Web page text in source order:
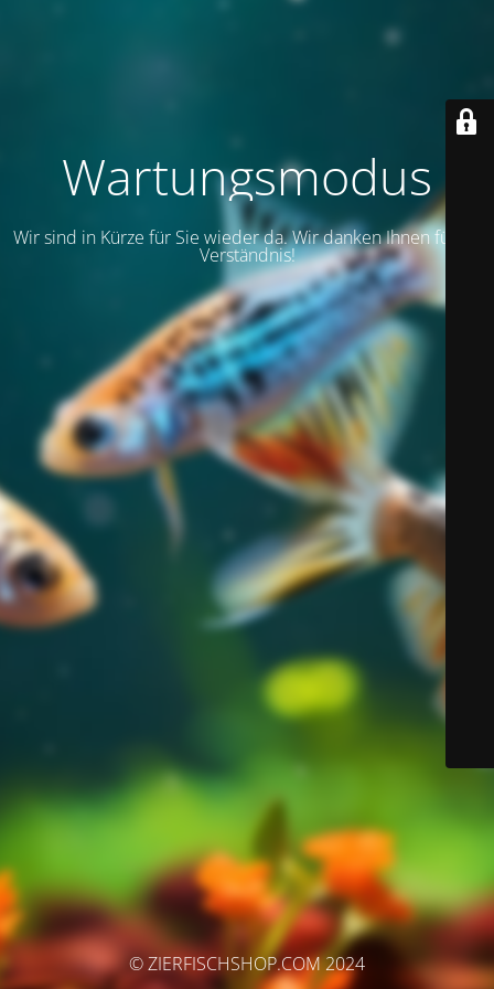
Wartungsmodus
Wir sind in Kürze für Sie wieder da. Wir danken Ihnen für Ihr
Verständnis!
© ZIERFISCHSHOP.COM 2024